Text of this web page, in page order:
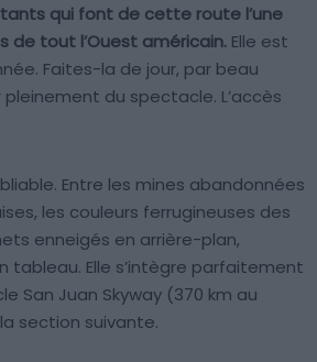
qui font de cette route l’une
de tout l’Ouest américain. Elle est
Faites-la de jour, par beau
du spectacle. L’accès
Entre les mines abandonnées
les couleurs ferrugineuses des
enneigés en arrière-plan,
tableau. Elle s’intègre parfaitement
San Juan Skyway (370 km au
section suivante.